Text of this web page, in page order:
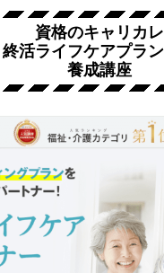
資格のキャリカレ
終活ライフケアプラ
養成講座